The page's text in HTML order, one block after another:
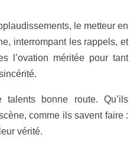
le metteur en
interrompant les rappels, et
l’ovation méritée pour tant
bonne route. Qu’ils
comme ils savent faire :
vérité.